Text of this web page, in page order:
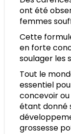
ont été
femmes
Cette
en forte
soulager les
Tout le
essentiel
concevoir
étant donné
grossesse